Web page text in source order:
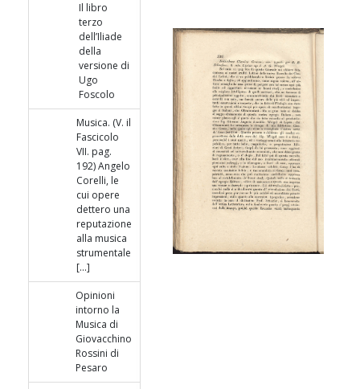
Il libro
terzo
dell’Iliade
della
versione di
Ugo
Foscolo
Musica. (V. il
Fascicolo
VII. pag.
192) Angelo
Corelli, le
cui opere
dettero una
reputazione
alla musica
strumentale
[...]
Opinioni
intorno la
Musica di
Giovacchino
Rossini di
Pesaro